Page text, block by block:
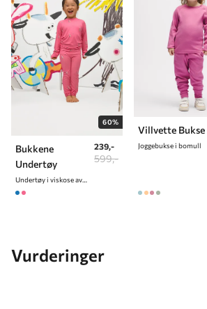
9 år 134 cm
10 år 140 cm
60%
Bukkene
Undertøy
Undertøy i viskose av bambus
239,-
599,-
Villvette Bukse
Joggebukse i bomull
Vurderinger